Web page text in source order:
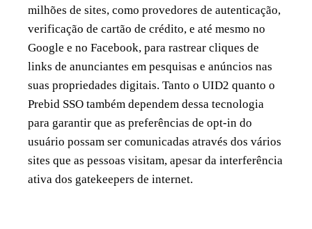
milhões de sites, como provedores de autenticação,
verificação de cartão de crédito, e até mesmo no
Google e no Facebook, para rastrear cliques de
links de anunciantes em pesquisas e anúncios nas
suas propriedades digitais. Tanto o UID2 quanto o
Prebid SSO também dependem dessa tecnologia
para garantir que as preferências de opt-in do
usuário possam ser comunicadas através dos vários
sites que as pessoas visitam, apesar da interferência
ativa dos gatekeepers de internet.